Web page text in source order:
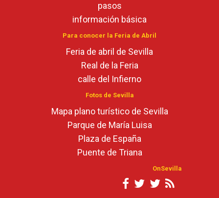
pasos
información básica
Para conocer la Feria de Abril
Feria de abril de Sevilla
Real de la Feria
calle del Infierno
Fotos de Sevilla
Mapa plano turístico de Sevilla
Parque de María Luisa
Plaza de España
Puente de Triana
OnSevilla